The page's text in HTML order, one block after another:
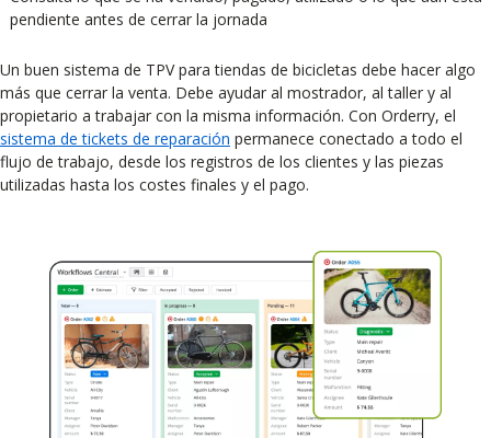
pendiente antes de cerrar la jornada
Un buen sistema de TPV para tiendas de bicicletas debe hacer algo
más que cerrar la venta. Debe ayudar al mostrador, al taller y al
propietario a trabajar con la misma información. Con Orderry, el
sistema de tickets de reparación permanece conectado a todo el
flujo de trabajo, desde los registros de los clientes y las piezas
utilizadas hasta los costes finales y el pago.